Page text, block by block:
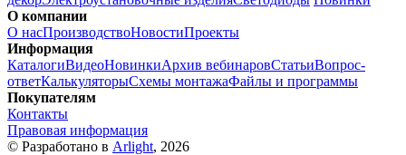
О компании
О насПроизводствоНовостиПроекты
Информация
КаталогиВидеоНовинкиАрхив вебинаровСтатьиВопрос-
ответКалькуляторыСхемы монтажаФайлы и программы
Покупателям
Контакты
Правовая информация
© Разработано в Arlight, 2026